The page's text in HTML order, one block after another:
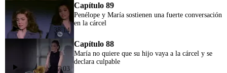
38:14
Capítulo 89
Penélope y María sostienen una fuerte conversación
en la cárcel
37:03
Capítulo 88
María no quiere que su hijo vaya a la cárcel y se
declara culpable